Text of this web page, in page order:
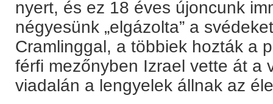
nyert, és ez 18 éves újoncunk
négyesünk „elgázolta” a
Cramlinggal, a többiek hozták a
férfi mezőnyben Izrael vette át a
viadalán a lengyelek állnak az